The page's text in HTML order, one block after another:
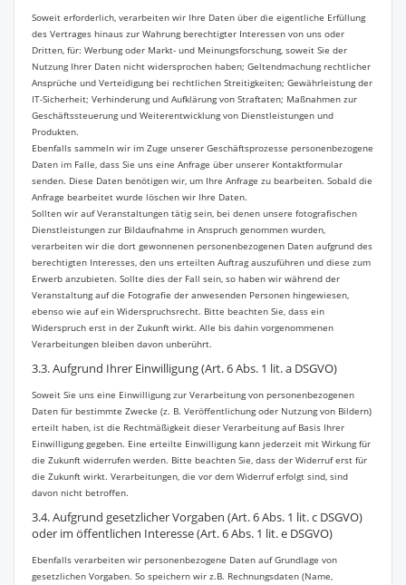
Soweit erforderlich, verarbeiten wir Ihre Daten über die eigentliche Erfüllung
des Vertrages hinaus zur Wahrung berechtigter Interessen von uns oder
Dritten, für: Werbung oder Markt- und Meinungsforschung, soweit Sie der
Nutzung Ihrer Daten nicht widersprochen haben; Geltendmachung rechtlicher
Ansprüche und Verteidigung bei rechtlichen Streitigkeiten; Gewährleistung der
IT-Sicherheit; Verhinderung und Aufklärung von Straftaten; Maßnahmen zur
Geschäftssteuerung und Weiterentwicklung von Dienstleistungen und
Produkten.
Ebenfalls sammeln wir im Zuge unserer Geschäftsprozesse personenbezogene
Daten im Falle, dass Sie uns eine Anfrage über unserer Kontaktformular
senden. Diese Daten benötigen wir, um Ihre Anfrage zu bearbeiten. Sobald die
Anfrage bearbeitet wurde löschen wir Ihre Daten.
Sollten wir auf Veranstaltungen tätig sein, bei denen unsere fotografischen
Dienstleistungen zur Bildaufnahme in Anspruch genommen wurden,
verarbeiten wir die dort gewonnenen personenbezogenen Daten aufgrund des
berechtigten Interesses, den uns erteilten Auftrag auszuführen und diese zum
Erwerb anzubieten. Sollte dies der Fall sein, so haben wir während der
Veranstaltung auf die Fotografie der anwesenden Personen hingewiesen,
ebenso wie auf ein Widerspruchsrecht. Bitte beachten Sie, dass ein
Widerspruch erst in der Zukunft wirkt. Alle bis dahin vorgenommenen
Verarbeitungen bleiben davon unberührt.
3.3. Aufgrund Ihrer Einwilligung (Art. 6 Abs. 1 lit. a DSGVO)
Soweit Sie uns eine Einwilligung zur Verarbeitung von personenbezogenen
Daten für bestimmte Zwecke (z. B. Veröffentlichung oder Nutzung von Bildern)
erteilt haben, ist die Rechtmäßigkeit dieser Verarbeitung auf Basis Ihrer
Einwilligung gegeben. Eine erteilte Einwilligung kann jederzeit mit Wirkung für
die Zukunft widerrufen werden. Bitte beachten Sie, dass der Widerruf erst für
die Zukunft wirkt. Verarbeitungen, die vor dem Widerruf erfolgt sind, sind
davon nicht betroffen.
3.4. Aufgrund gesetzlicher Vorgaben (Art. 6 Abs. 1 lit. c DSGVO)
oder im öffentlichen Interesse (Art. 6 Abs. 1 lit. e DSGVO)
Ebenfalls verarbeiten wir personenbezogene Daten auf Grundlage von
gesetzlichen Vorgaben. So speichern wir z.B. Rechnungsdaten (Name,